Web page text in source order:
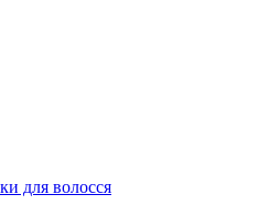
для волосся